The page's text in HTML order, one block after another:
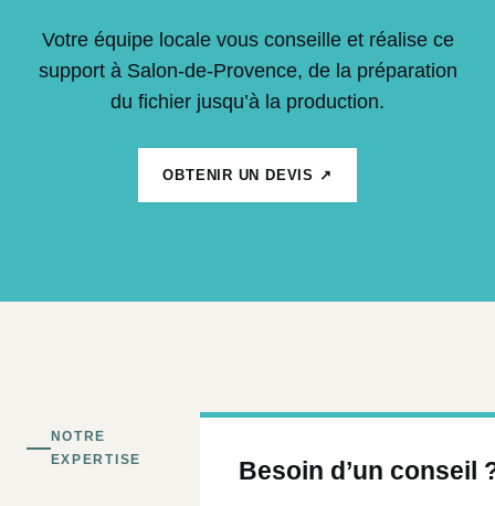
Votre équipe locale vous conseille et réalise ce
support à Salon-de-Provence, de la préparation
du fichier jusqu’à la production.
OBTENIR UN DEVIS ↗
NOTRE
EXPERTISE
Besoin d’un conseil